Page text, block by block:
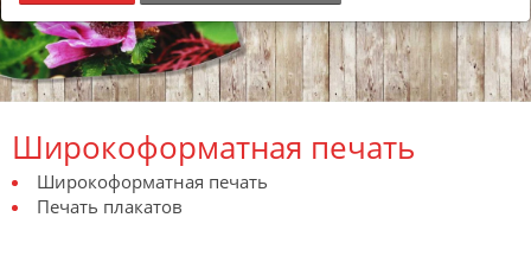
Широкоформатная печать
Широкоформатная печать
Печать плакатов